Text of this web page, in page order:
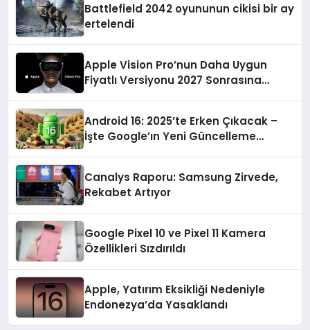
Battlefield 2042 oyununun cikisi bir ay
ertelendi
Apple Vision Pro’nun Daha Uygun
Fiyatlı Versiyonu 2027 Sonrasına
Android 16: 2025’te Erken Çıkacak –
İşte Google’ın Yeni Güncelleme
Canalys Raporu: Samsung Zirvede,
Rekabet Artıyor
Google Pixel 10 ve Pixel 11 Kamera
Özellikleri Sızdırıldı
Apple, Yatırım Eksikliği Nedeniyle
Endonezya’da Yasaklandı